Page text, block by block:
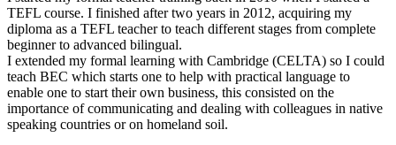
TEFL course. I finished after two years in 2012, acquiring my
diploma as a TEFL teacher to teach different stages from complete
beginner to advanced bilingual.
I extended my formal learning with Cambridge (CELTA) so I could
teach BEC which starts one to help with practical language to
enable one to start their own business, this consisted on the
importance of communicating and dealing with colleagues in native
speaking countries or on homeland soil.